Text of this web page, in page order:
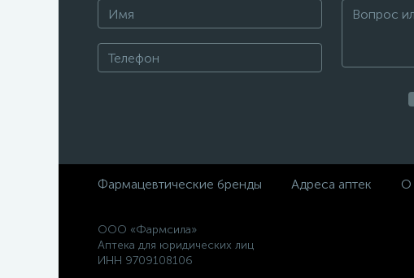
Фармацевтические бренды Адреса аптек О
ООО «Фармсила»
Аптека для юридических лиц
ИНН 9709108106